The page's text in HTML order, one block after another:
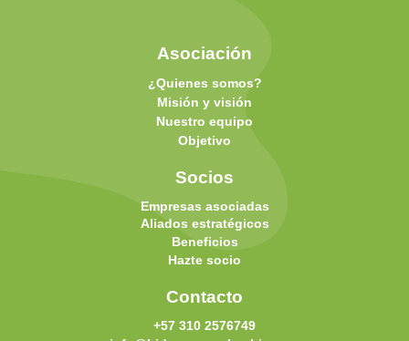
Asociación
¿Quienes somos?
Misión y visión
Nuestro equipo
Objetivo
Socios
Empresas asociadas
Aliados estratégicos
Beneficios
Hazte socio
Contacto
+57 310 2576749